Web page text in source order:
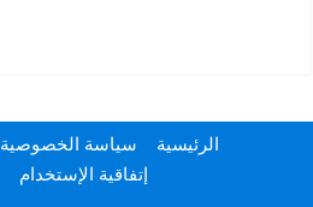
الرئيسية سياسة الخصوصية
إتفاقية الإستخدام